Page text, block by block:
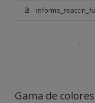
Gama de colores